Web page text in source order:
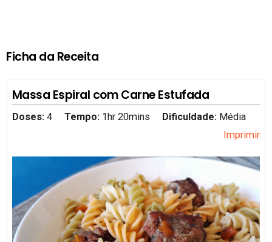
Ficha da Receita
Massa Espiral com Carne Estufada
Doses: 4 Tempo: 1hr 20mins Dificuldade: Média
Imprimir